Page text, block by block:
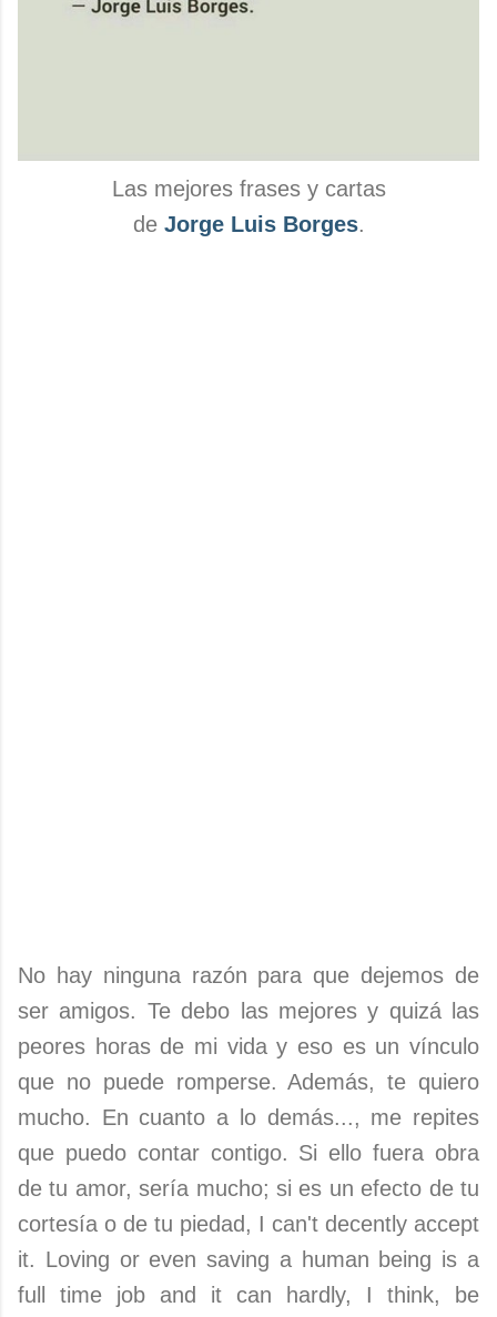
Las mejores frases y cartas
de Jorge Luis Borges.
No hay ninguna razón para que dejemos de
ser amigos. Te debo las mejores y quizá las
peores horas de mi vida y eso es un vínculo
que no puede romperse. Además, te quiero
mucho. En cuanto a lo demás..., me repites
que puedo contar contigo. Si ello fuera obra
de tu amor, sería mucho; si es un efecto de tu
cortesía o de tu piedad, I can't decently accept
it. Loving or even saving a human being is a
full time job and it can hardly, I think, be